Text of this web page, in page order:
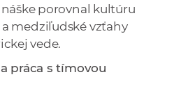
porovnal kultúru
medziľudské vzťahy
vede.
práca s tímovou